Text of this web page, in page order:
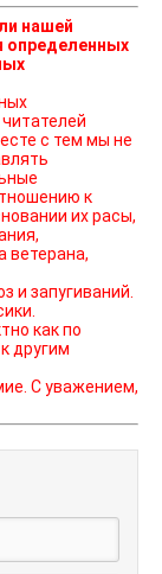
нашей
определенных
с тем мы не
к
их расы,
ветерана,
и запугиваний.
как по
другим
С уважением,